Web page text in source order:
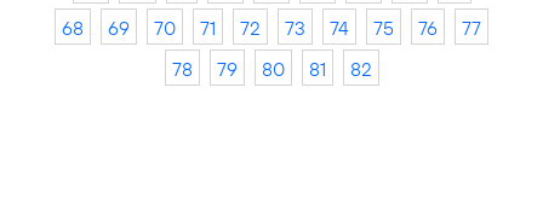
68
69 70 71 72 73 74 75 76
77
78
79 80 81 82